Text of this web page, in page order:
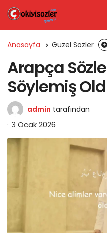
Anasayfa Güzel Sözler
Arapça
Söylemiş
admin tarafından
3 Ocak 2026